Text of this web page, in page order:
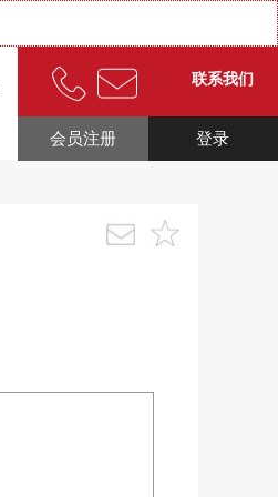
联系我们
登录
会员注册